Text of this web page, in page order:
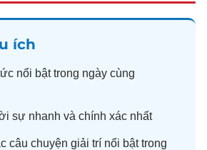
ích
nổi bật trong ngày cùng
sự nhanh và chính xác nhất
câu chuyện giải trí nổi bật trong